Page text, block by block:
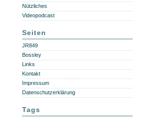
Nützliches
Videopodcast
Seiten
JR849
Bossley
Links
Kontakt
Impressum
Datenschutzerklärung
Tags